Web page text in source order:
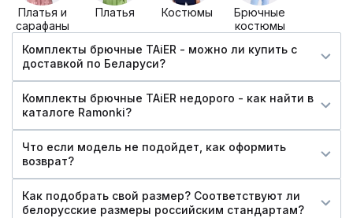
Платья и
сарафаны
Платья Костюмы
Брючные
костюмы
Комплекты брючные TAiER - можно ли купить c
доставкой по Беларуси?
Комплекты брючные TAiER недорого - как найти в
каталоге Ramonki?
Что если модель не подойдет, как оформить
возврат?
Как подобрать свой размер? Соответствуют ли
белорусские размеры российским стандартам?